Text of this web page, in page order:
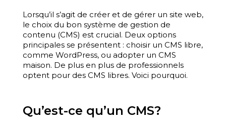
Lorsqu’il s’agit de créer et de gérer un site web,
le choix du bon système de gestion de
contenu (CMS) est crucial. Deux options
principales se présentent : choisir un CMS libre,
comme WordPress, ou adopter un CMS
maison. De plus en plus de professionnels
optent pour des CMS libres. Voici pourquoi.
Qu’est-ce qu’un CMS?